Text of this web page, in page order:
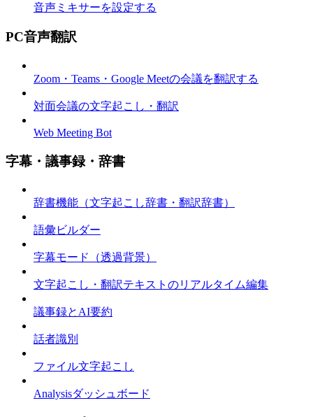
音声ミキサーを設定する
PC音声翻訳
Zoom・Teams・Google Meetの会議を翻訳する
対面会議の文字起こし・翻訳
Web Meeting Bot
字幕・議事録・辞書
辞書機能（文字起こし辞書・翻訳辞書）
語彙ビルダー
字幕モード（透過背景）
文字起こし・翻訳テキストのリアルタイム編集
議事録とAI要約
話者識別
ファイル文字起こし
Analysisダッシュボード